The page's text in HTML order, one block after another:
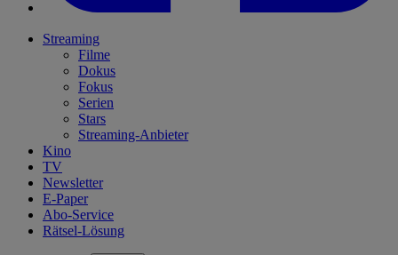
Streaming
Filme
Dokus
Fokus
Serien
Stars
Streaming-Anbieter
Kino
TV
Newsletter
E-Paper
Abo-Service
Rätsel-Lösung